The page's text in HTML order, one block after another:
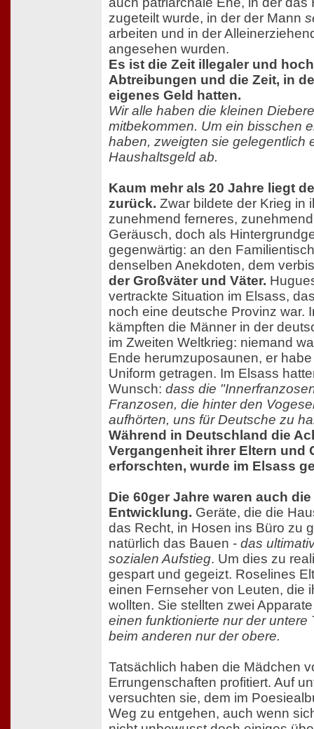
zugeteilt wurde, in der der Mann
arbeiten und in der
angesehen wurden.
Es ist die Zeit illegaler und
Abtreibungen und die Zeit, in
eigenes Geld hatten.
Wir alle haben die kleinen
mitbekommen. Um ein bisschen
haben, zweigten sie gelegentlich
Haushaltsgeld ab.
Kaum mehr als 20 Jahre liegt
zurück. Zwar bildete der Krieg in
zunehmend ferneres,
Geräusch, doch als
gegenwärtig: an den
denselben Anekdoten, dem
der Großväter und Väter.
vertrackte Situation im Elsass,
noch eine deutsche Provinz war.
kämpften die Männer in der
im Zweiten Weltkrieg: niemand
Ende herumzuposaunen, er
Uniform getragen. Im Elsass
Wunsch: dass die
Franzosen, die hinter den
aufhörten, uns für Deutsche zu
Während in Deutschland die
Vergangenheit ihrer Eltern und
erforschten, wurde im Elsass
Die 60ger Jahre waren auch
Entwicklung. Geräte, die die
das Recht, in Hosen ins Büro zu
natürlich das Bauen - das
sozialen Aufstieg. Um dies zu
gespart und gegeizt. Roselines
einen Fernseher von Leuten, die
wollten. Sie stellten zwei
einen funktionierte nur der untere
beim anderen nur der obere.
Tatsächlich haben die Mädchen
Errungenschaften profitiert. Auf
versuchten sie, dem im
Weg zu entgehen, auch wenn